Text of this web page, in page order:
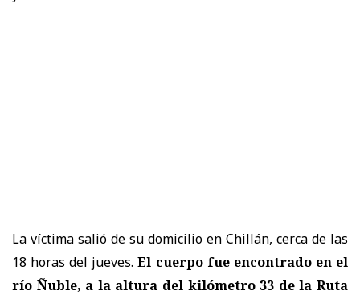
La víctima salió de su domicilio en Chillán, cerca de las
18 horas del jueves.El cuerpo fue encontrado en el
río Ñuble, a la altura del kilómetro 33 de la Ruta